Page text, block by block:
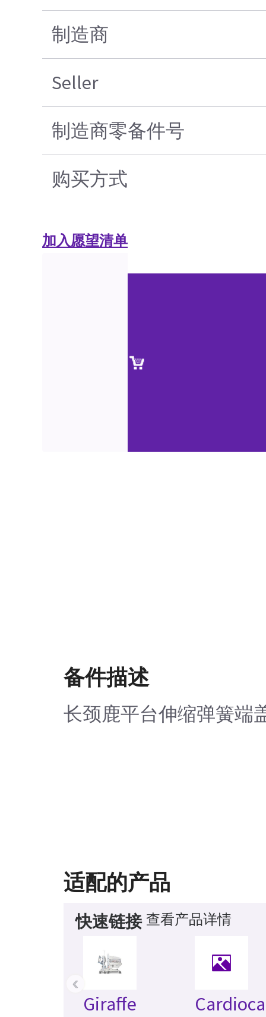
制造商
Seller
制造商零备件号
购买方式
加入愿望清单
备件描述
长颈鹿平台伸缩弹簧端
适配的产品
快速链接 查看产品详情
Giraffe
‹